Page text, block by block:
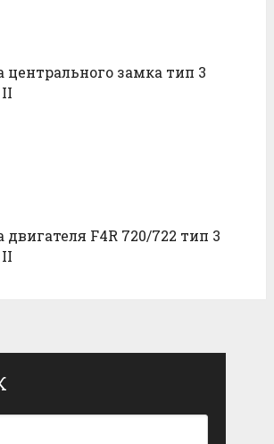
центрального замка тип 3
двигателя F4R 720/722 тип 3